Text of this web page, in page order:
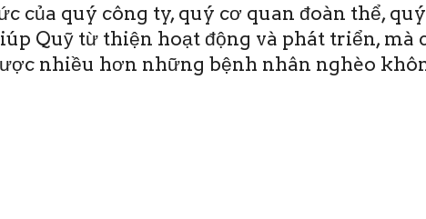
của quý công ty, quý cơ quan đoàn thể,
Quỹ từ thiện hoạt động và phát triển, mà
nhiều hơn những bệnh nhân nghèo